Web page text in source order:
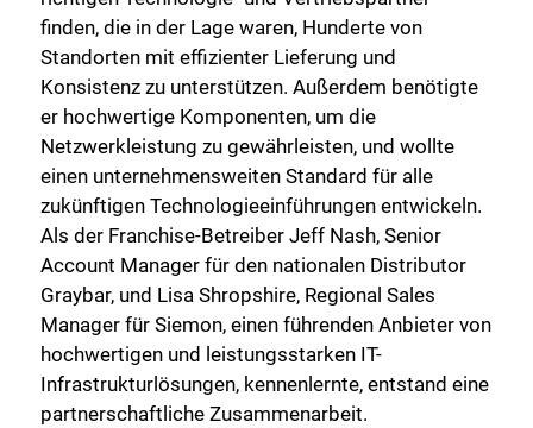
finden, die in der Lage waren, Hunderte von
Standorten mit effizienter Lieferung und
Konsistenz zu unterstützen. Außerdem benötigte
er hochwertige Komponenten, um die
Netzwerkleistung zu gewährleisten, und wollte
einen unternehmensweiten Standard für alle
zukünftigen Technologieeinführungen entwickeln.
Als der Franchise-Betreiber Jeff Nash, Senior
Account Manager für den nationalen Distributor
Graybar, und Lisa Shropshire, Regional Sales
Manager für Siemon, einen führenden Anbieter von
hochwertigen und leistungsstarken IT-
Infrastrukturlösungen, kennenlernte, entstand eine
partnerschaftliche Zusammenarbeit.